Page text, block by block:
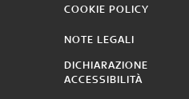
COOKIE POLICY
NOTE LEGALI
DICHIARAZIONE
ACCESSIBILITÀ